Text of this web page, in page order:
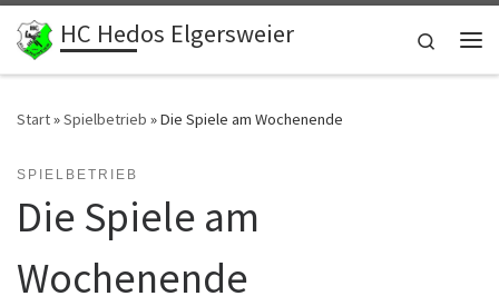
Zum Inhalt springen
HC Hedos Elgersweier
Search
Start»Spielbetrieb »Die Spiele am Wochenende
SPIELBETRIEB
Die Spiele am
Wochenende